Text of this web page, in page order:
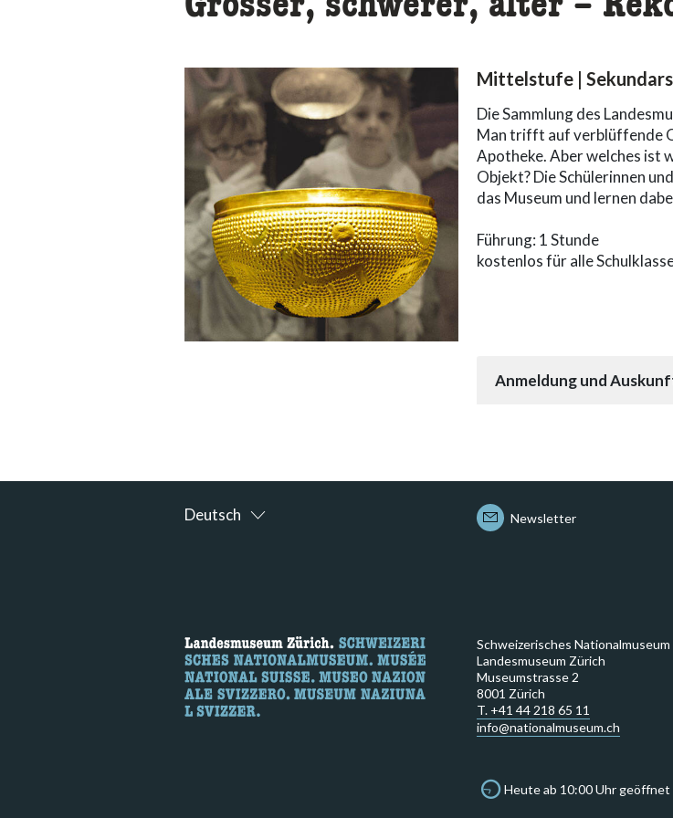
Mittelstufe |
Die Sammlung des
Man trifft auf verblüffende
Apotheke. Aber welches ist
Objekt? Die Schülerinnen
das Museum und lernen
Führung: 1 Stunde
kostenlos für alle
Anmeldung und
Deutsch Newsletter
Schweizerisches Nationalmuseum
Landesmuseum Zürich
Museumstrasse 2
8001 Zürich
T. +41 44 218 65 11
info@nationalmuseum.ch
Heute ab 10:00 Uhr geöffnet